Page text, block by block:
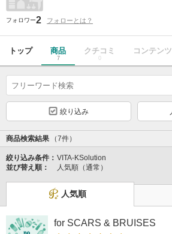
フォロワー2 フォローとは？
トップ 商品
7
クチコミ
0
コンテンツ
絞り込み
商品検索結果 （7件）
絞り込み条件： VITA-KSolution
並び替え順：
人気順（通常）
人気順
for SCARS & BRUISES